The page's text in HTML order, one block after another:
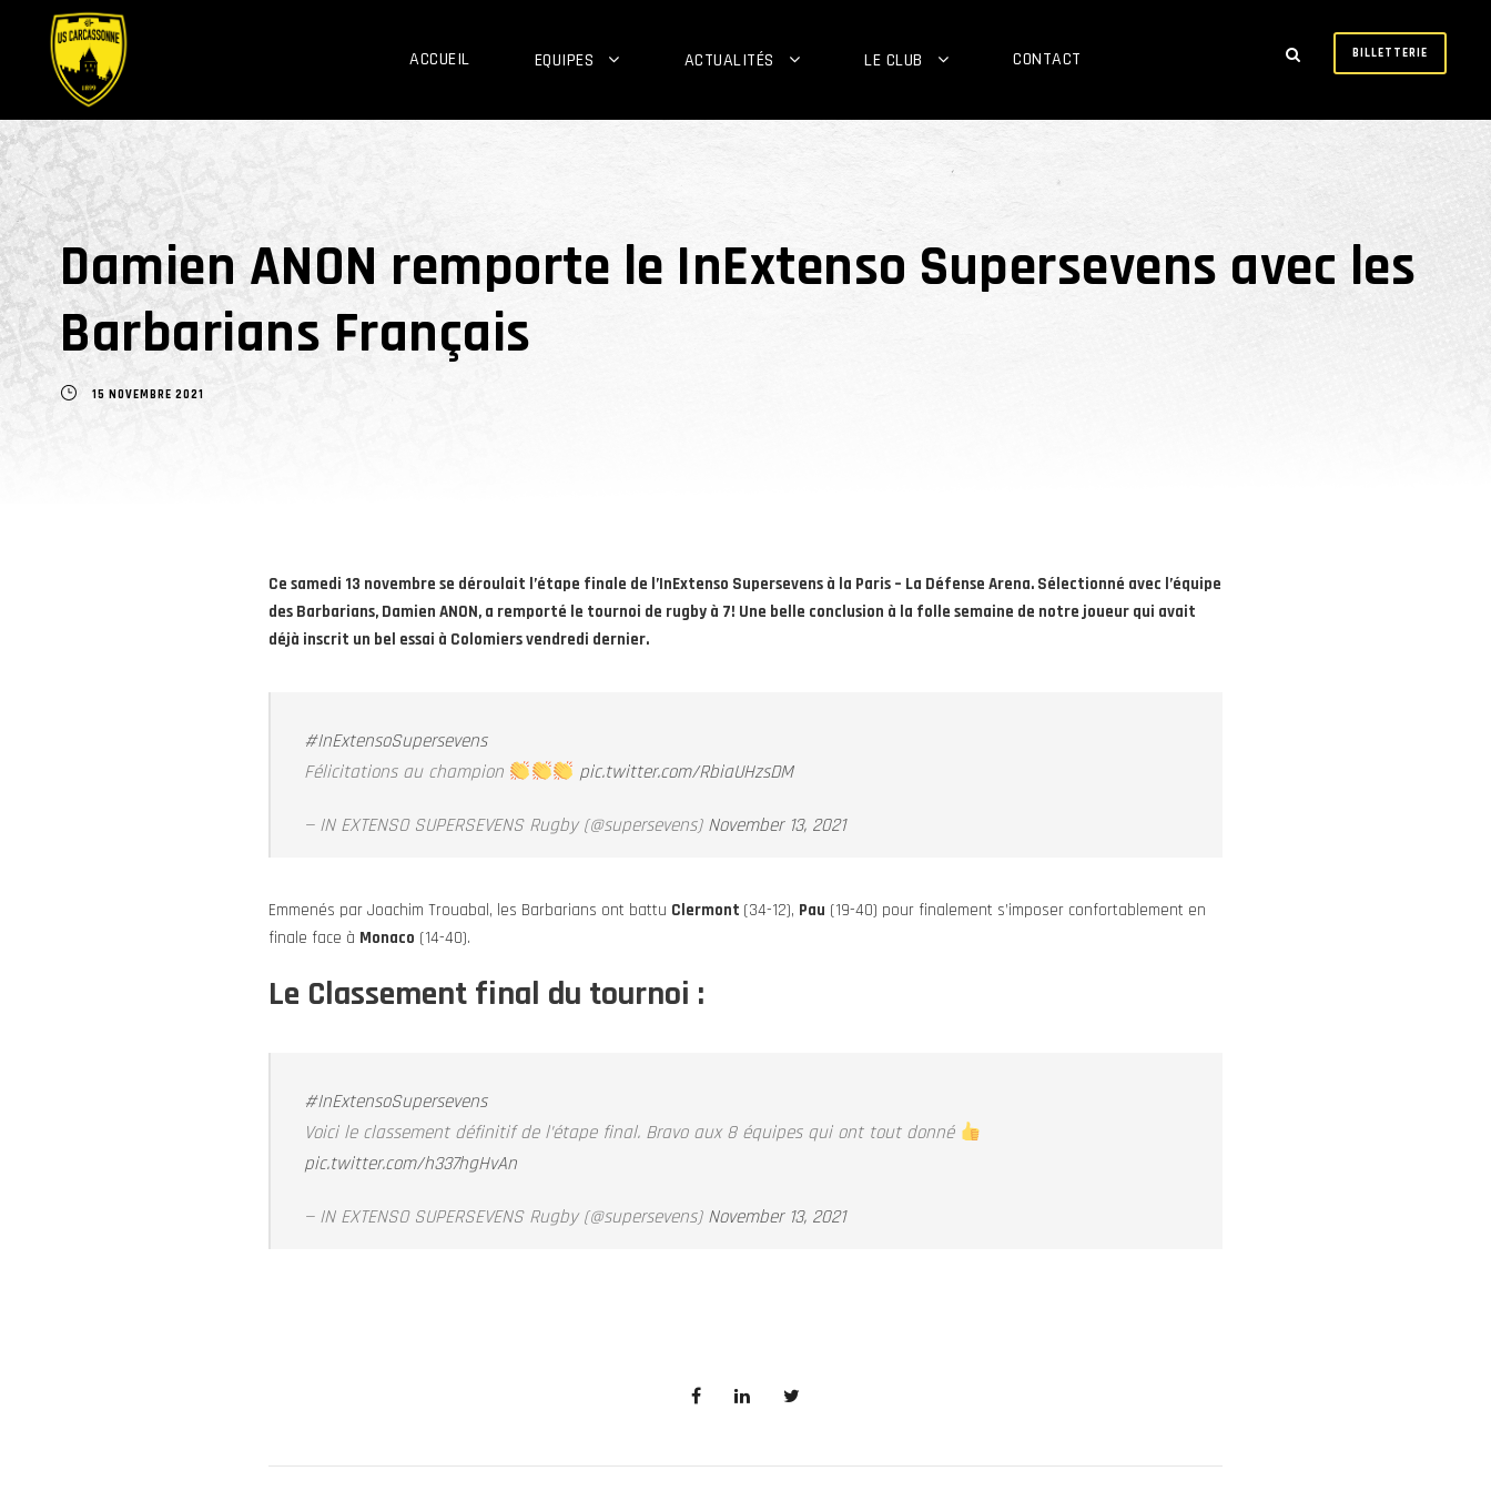
ACCUEIL EQUIPES ACTUALITÉS LE CLUB CONTACT BILLETTERIE
Damien ANON remporte le InExtenso Supersevens avec les
Barbarians Français
15 NOVEMBRE 2021
Ce samedi 13 novembre se déroulait l’étape finale de l’InExtenso Supersevens à la Paris – La Défense Arena. Sélectionné avec l’équipe
des Barbarians, Damien ANON, a remporté le tournoi de rugby à 7! Une belle conclusion à la folle semaine de notre joueur qui avait
déjà inscrit un bel essai à Colomiers vendredi dernier.
#InExtensoSupersevens
Félicitations au champion
pic.twitter.com/RbiaUHzsDM
— IN EXTENSO SUPERSEVENS Rugby (@supersevens) November 13, 2021
Emmenés par Joachim Trouabal, les Barbarians ont battu Clermont (34-12), Pau (19-40) pour finalement s’imposer confortablement en
finale face à Monaco (14-40).
Le Classement final du tournoi :
#InExtensoSupersevens
Voici le classement définitif de l’étape final. Bravo aux 8 équipes qui ont tout donné
pic.twitter.com/h337hgHvAn
— IN EXTENSO SUPERSEVENS Rugby (@supersevens) November 13, 2021